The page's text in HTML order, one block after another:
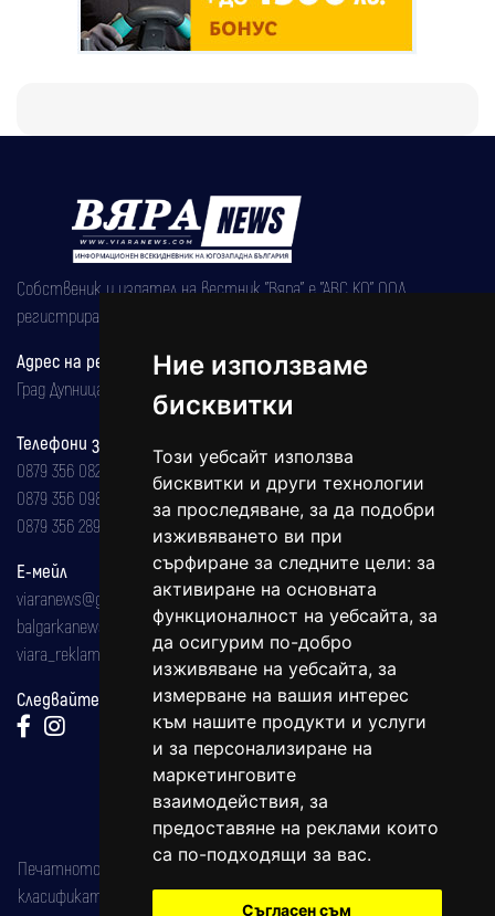
Ние използваме
бисквитки
Този уебсайт използва
бисквитки и други технологии
за проследяване, за да подобри
изживяването ви при
сърфиране за следните цели: за
активиране на основната
функционалност на уебсайта, за
да осигурим по-добро
изживяване на уебсайта, за
измерване на вашия интерес
към нашите продукти и услуги
и за персонализиране на
маркетинговите
взаимодействия, за
предоставяне на реклами които
са по-подходящи за вас.
Съгласен съм
Собственик и издател на вестник "Вяра" е "АВС КО" ООД,
регистрирана на 08.05.2002 година.
Адрес на редакцията
Град Дупница, ул.''Христо Ботев" 43
Телефони за реклама и абонаменти
0879 356 082
0879 356 098
0879 356 289
Е-мейл
viaranews@gmail.com
balgarkanews@gmail.com
viara_reklama@mail.bg
Следвайте ни:
Печатното издание на вестника е регистрирано в националния
класификатор на печатните издания (Българска национална